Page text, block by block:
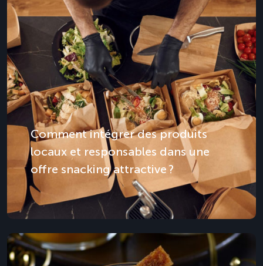
Comment intégrer des produits
locaux et responsables dans une
offre snacking attractive ?